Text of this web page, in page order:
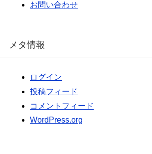
お問い合わせ
メタ情報
ログイン
投稿フィード
コメントフィード
WordPress.org